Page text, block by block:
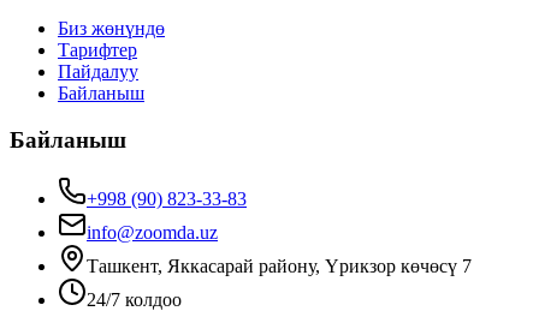
Биз жөнүндө
Тарифтер
Пайдалуу
Байланыш
Байланыш
+998 (90) 823-33-83
info@zoomda.uz
Ташкент, Яккасарай району, Үрикзор көчөсү 7
24/7 колдоо